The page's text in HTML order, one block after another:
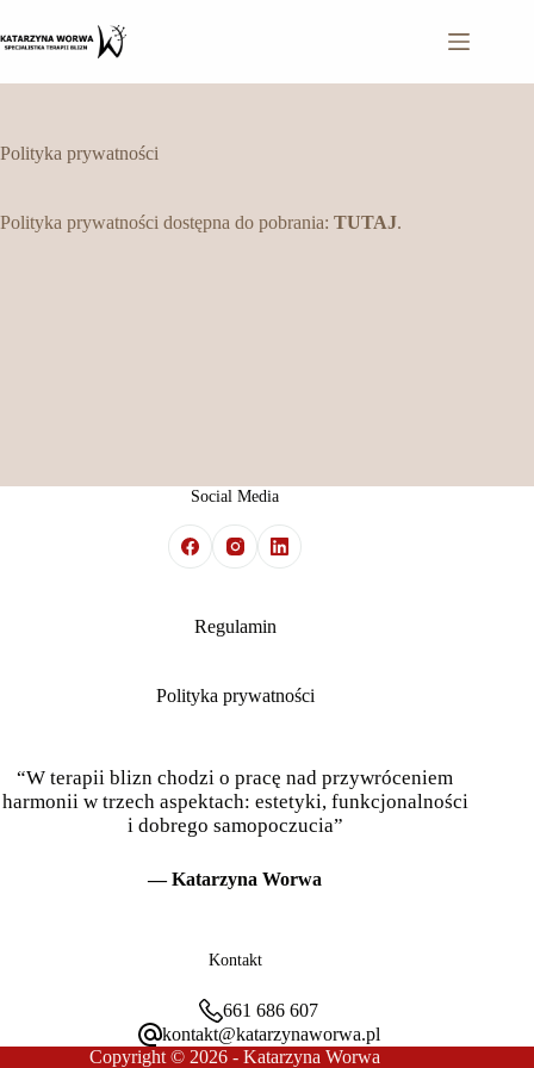
do
treści
Polityka prywatności
Polityka prywatności dostępna do pobrania: TUTAJ.
Social Media
Regulamin
Polityka prywatności
“W terapii blizn chodzi o pracę nad przywróceniem
harmonii w trzech aspektach: estetyki, funkcjonalności
i dobrego samopoczucia”
— Katarzyna Worwa
Kontakt
661 686 607
kontakt@katarzynaworwa.pl
Copyright © 2026 - Katarzyna Worwa